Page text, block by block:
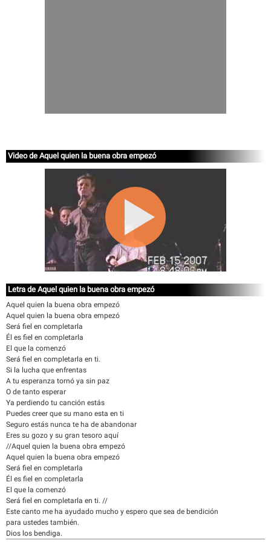
Video de Aquel quien la buena obra empezó
Letra de Aquel quien la buena obra empezó
Aquel quien la buena obra empezó
Aquel quien la buena obra empezó
Será fiel en completarla
Él es fiel en completarla
El que la comenzó
Será fiel en completarla en ti.
Si la lucha que enfrentas
A tu esperanza tornó ya sin paz
O de tanto esperar
Ya perdiendo tu canción estás
Puedes creer que su mano esta en ti
Seguro estás nunca te ha de abandonar
Eres su gozo y su gran tesoro aquí
//Aquel quien la buena obra empezó
Aquel quien la buena obra empezó
Será fiel en completarla
Él es fiel en completarla
El que la comenzó
Será fiel en completarla en ti. //
Este canto me ha ayudado mucho y espero que sea de bendición
para ustedes también.
Dios los bendiga.